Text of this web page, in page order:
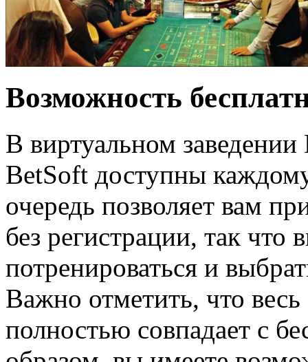
Возможность
В виртуальном
BetSoft доступны
очередь позволяет вам
без регистрации, так
потренироваться и
Важно отметить, что
полностью совпадает с